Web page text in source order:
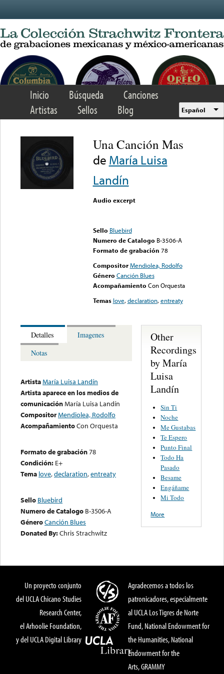
Inicio Búsqueda
Canciones
Artistas
Sellos Blog Español
Una Canción Mas
de María Luisa
Landín
Audio excerpt
Sello Bluebird
Numero de Catalogo B-3506-A
Formato de grabación 78
Compositor Mendiolea, Rodolfo
Género Canción Blues
Acompañamiento Con Orquesta
Temas love,declaration,entreaty
Detalles
Imagenes
Notas
ArtistaMaría Luisa Landín
Artista aparece en los medios de
comunicaciónMaría Luisa Landín
CompositorMendiolea, Rodolfo
AcompañamientoCon Orquesta
Formato de grabación78
Condición: E+
Tema love,declaration,entreaty
Sello Bluebird
Numero de Catalogo B-3506-A
GéneroCanción Blues
Donated By:Chris Strachwitz
Other
Recordings
by María
Luisa
Landín
Sin Ti
Noche
Me Gustabas
Te Espero
Punto Final
Todo Ha
Pasado
Besame
Engáñame
Mi Todo
More
Un proyecto conjunto
del UCLA Chicano Studies
Research Center,
el Arhoolie Foundation,
y del UCLA Digital Library
Agradecemos a todos los
patronicadores, especialmente
al UCLA Los Tigres de Norte
Fund, National Endowment for
the Humanities, National
Endowment for the
Arts, GRAMMY